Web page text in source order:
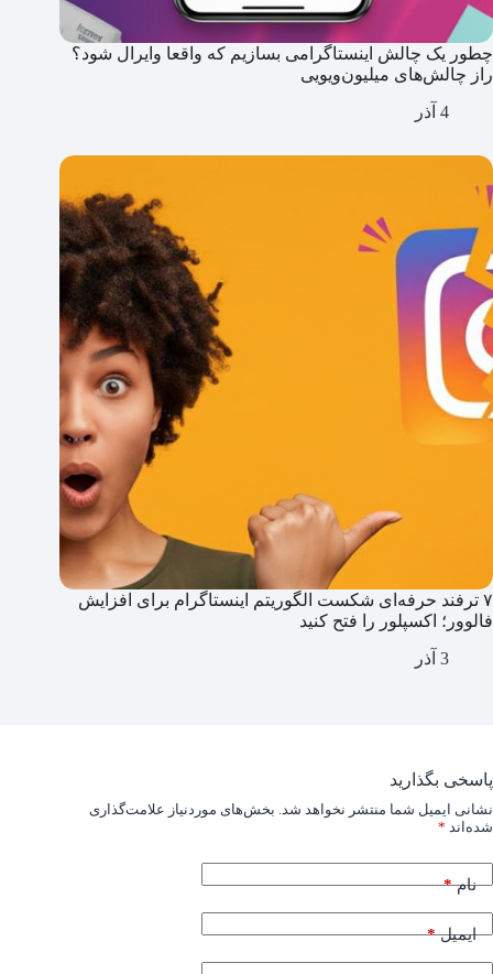
چطور یک چالش اینستاگرامی بسازیم که واقعا وایرال شود؟
راز چالش‌های میلیون‌ویویی
4 آذر
۷ ترفند حرفه‌ای شکست الگوریتم اینستاگرام برای افزایش
فالوور؛ اکسپلور را فتح کنید
3 آذر
پاسخی بگذارید
نشانی ایمیل شما منتشر نخواهد شد. بخش‌های موردنیاز علامت‌گذاری
شده‌اند *
نام*
ایمیل*